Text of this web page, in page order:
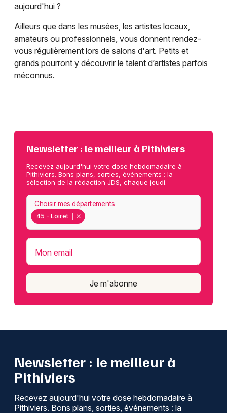
aujourd'hui ?
Ailleurs que dans les musées, les artistes locaux,
amateurs ou professionnels, vous donnent rendez-
vous régulièrement lors de salons d'art. Petits et
grands pourront y découvrir le talent d’artistes parfois
méconnus.
Newsletter : le meilleur à Pithiviers
Recevez aujourd'hui votre dose hebdomadaire à
Pithiviers. Bons plans, sorties, événements : la
sélection de la rédaction JDS, chaque jeudi.
45 - Loiret
Choisir mes départements
Mon email
Je m'abonne
Newsletter : le meilleur à
Pithiviers
Recevez aujourd'hui votre dose hebdomadaire à
Pithiviers. Bons plans, sorties, événements : la